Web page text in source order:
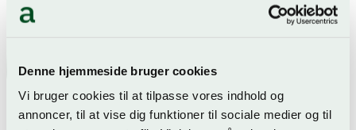
Denne hjemmeside bruger cookies
Vi bruger cookies til at tilpasse vores indhold og
annoncer, til at vise dig funktioner til sociale medier og til